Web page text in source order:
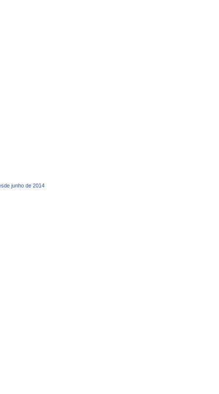
junho de 2014